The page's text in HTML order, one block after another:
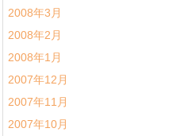
2008年3月
2008年2月
2008年1月
2007年12月
2007年11月
2007年10月